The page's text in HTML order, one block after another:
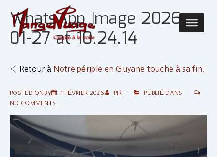
passer
contenu
Main
WhatsApp Image 2026-
01-27 at 10.24.14
‹ Retour à Notre périple en Guyane touche à sa fin.
POSTED ONBY 1 FÉVRIER 2026 PIR
PUBLIÉ DANS
NO COMMENTS